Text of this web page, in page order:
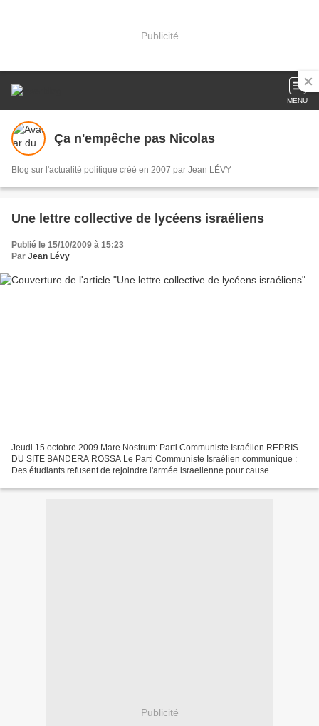
Publicité
MENU
Ça n'empêche pas Nicolas
Blog sur l'actualité politique créé en 2007 par Jean LÉVY
Une lettre collective de lycéens israéliens
Publié le 15/10/2009 à 15:23
Par Jean Lévy
Jeudi 15 octobre 2009 Mare Nostrum: Parti Communiste Israélien REPRIS
DU SITE BANDERA ROSSA Le Parti Communiste Israélien communique :
Des étudiants refusent de rejoindre l'armée israelienne pour cause
Publicité